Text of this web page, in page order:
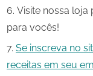
Visite nossa
para vocês!
Se inscreva no
receitas em seu